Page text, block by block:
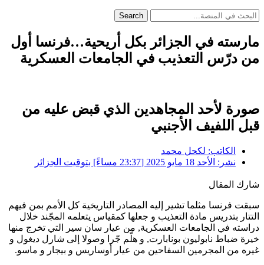
Search
مارسته في الجزائر بكل أريحية…فرنسا أول
من درّس التعذيب في الجامعات العسكرية
صورة لأحد المجاهدين الذي قبض عليه من
قبل اللفيف الأجنبي
الكاتب: لكحل محمد
نشر: الأحد 18 مايو 2025 [23:37 مساءً] بتوقيت الجزائر
شارك المقال
سبقت فرنسا مثلما تشير إليه المصادر التاريخية كل الأمم بمن فيهم
التتار بتدريس مادة التعذيب و جعلها كمقياس يتعلمه المجّند خلال
دراسته في الجامعات العسكرية, من عيار سان سير التي تخرج منها
خيرة ضباط نابوليون بونابارت, و هلّم جّرا وصولا إلى شارل ديغول و
غيره من المجرمين السفاحين من عيار أوساريس و بيجار و ماسو.